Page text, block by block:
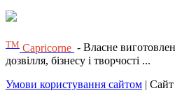
ТМ Capricorne - Власне
дозвілля, бізнесу і творчості ...
Умови користування сайтом |